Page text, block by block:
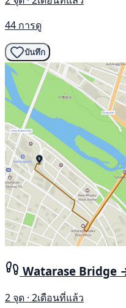
44 การดู
บันทึก
Watarase Bridge
2 จุด · 2เดือนที่แล้ว